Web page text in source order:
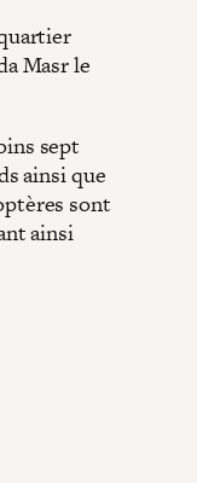
Masr le
sept
ainsi que
sont
ainsi